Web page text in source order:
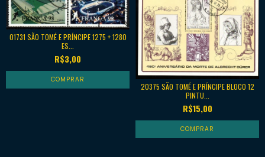
01731 SÃO TOMÉ E PRÍNCIPE 1275 + 1280
ES...
R$3,00
20375 SÃO TOMÉ E PRÍNCIPE BLOCO 12
PINTU...
R$15,00